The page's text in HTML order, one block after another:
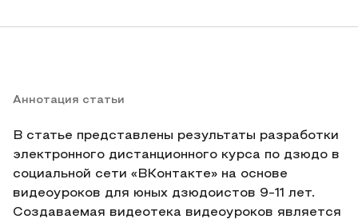
Аннотация статьи
В статье представлены результаты разработки
электронного дистанционного курса по дзюдо в
социальной сети «ВКонтакте» на основе
видеоуроков для юных дзюдоистов 9-11 лет.
Создаваемая видеотека видеоуроков является